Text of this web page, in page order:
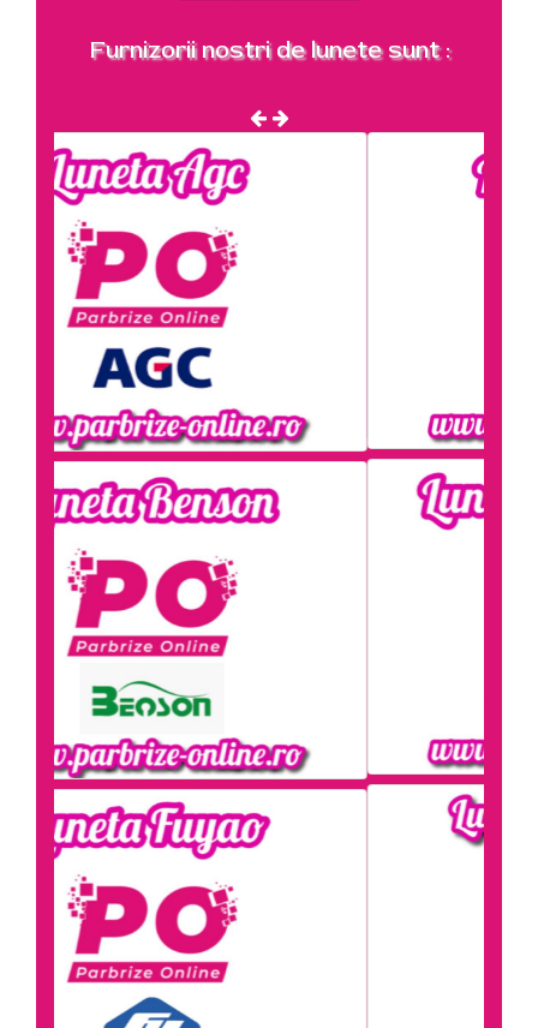
Furnizorii nostri de lunete sunt :